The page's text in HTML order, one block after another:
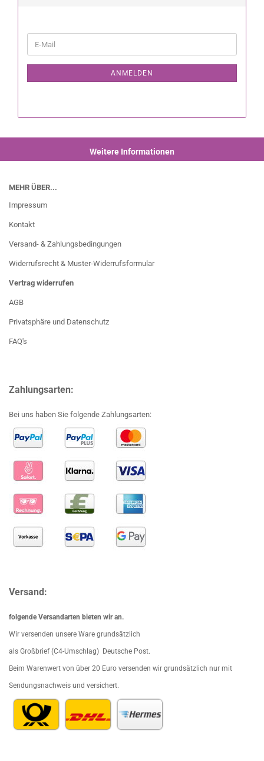
ANMELDEN
Weitere Informationen
MEHR ÜBER...
Impressum
Kontakt
Versand- & Zahlungsbedingungen
Widerrufsrecht & Muster-Widerrufsformular
Vertrag widerrufen
AGB
Privatsphäre und Datenschutz
FAQ's
Zahlungsarten:
Bei uns haben Sie folgende Zahlungsarten:
Versand:
folgende Versandarten bieten wir an.
Wir versenden unsere Ware grundsätzlich
als Großbrief (C4-Umschlag) Deutsche Post.
Beim Warenwert von über 20 Euro versenden wir grundsätzlich nur mit
Sendungsnachweis und versichert.